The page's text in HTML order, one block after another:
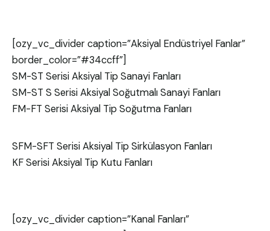
[ozy_vc_divider caption=”Aksiyal Endüstriyel Fanlar”
border_color=”#34ccff”]
SM-ST Serisi Aksiyal Tip Sanayi Fanları
SM-ST S Serisi Aksiyal Soğutmalı Sanayi Fanları
FM-FT Serisi Aksiyal Tip Soğutma Fanları
SFM-SFT Serisi Aksiyal Tip Sirkülasyon Fanları
KF Serisi Aksiyal Tip Kutu Fanları
[ozy_vc_divider caption=”Kanal Fanları”